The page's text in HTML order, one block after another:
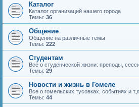
Каталог
Каталог организаций нашего города
Темы: 36
Общение
Общение на различные темы
Темы: 222
Студентам
Всё о студенческой жизни: преподы,
Темы: 29
Новости и жизнь в Гомеле
Все о гомельских тусовках, событиях и т.д.
Темы: 44